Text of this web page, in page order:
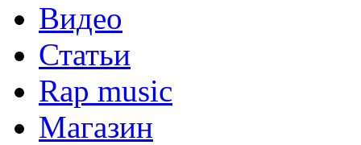
Видео
Статьи
Rap music
Магазин